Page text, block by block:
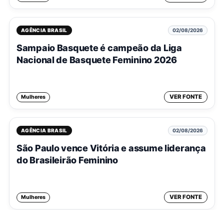
AGÊNCIA BRASIL 02/08/2026
Sampaio Basquete é campeão da Liga
Nacional de Basquete Feminino 2026
Mulheres VER FONTE
AGÊNCIA BRASIL 02/08/2026
São Paulo vence Vitória e assume liderança
do Brasileirão Feminino
Mulheres VER FONTE